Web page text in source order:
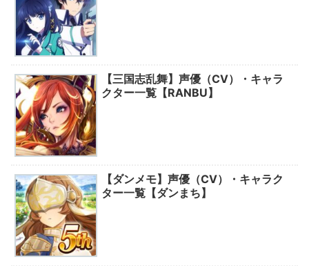
【三国志乱舞】声優（CV）・キャラ
クター一覧【RANBU】
【ダンメモ】声優（CV）・キャラク
ター一覧【ダンまち】